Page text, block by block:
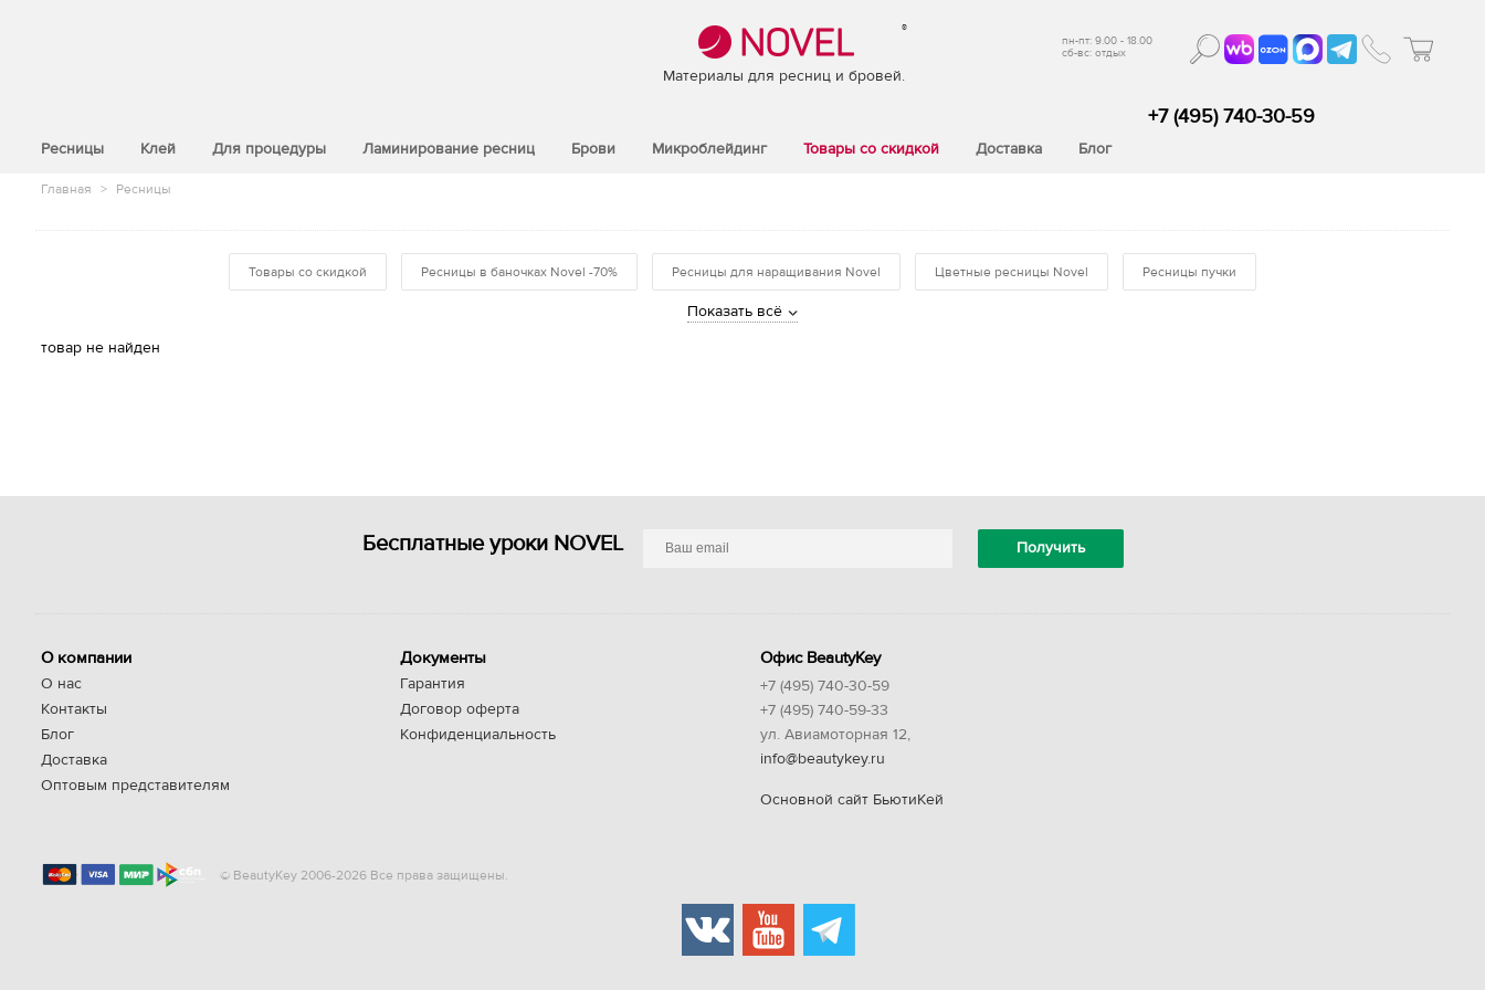
®
Материалы для ресниц и бровей.
пн-пт: 9.00 - 18.00
сб-вс: отдых
Ресницы Клей Для процедуры Ламинирование ресниц Брови Микроблейдинг Товары со скидкой Доставка Блог
+7 (495) 740-30-59
Главная > Ресницы
Товары со скидкой Ресницы в баночках Novel -70% Ресницы для наращивания Novel Цветные ресницы Novel Ресницы пучки
Показать всё
товар не найден
Бесплатные уроки NOVEL
О компании
О нас
Контакты
Блог
Доставка
Оптовым представителям
Документы
Гарантия
Договор оферта
Конфиденциальность
Офис BeautyKey
+7 (495) 740-30-59
+7 (495) 740-59-33
ул. Авиамоторная 12,
info@beautykey.ru
Основной сайт БьютиКей
© BeautyKey 2006-2026 Все права защищены.